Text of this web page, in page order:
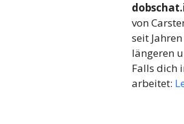
von
seit
längeren
Falls dich
arbeitet: